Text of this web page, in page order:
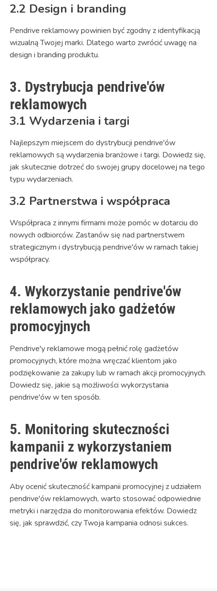
2.2 Design i branding
Pendrive reklamowy powinien być zgodny z identyfikacją
wizualną Twojej marki. Dlatego warto zwrócić uwagę na
design i branding produktu.
3. Dystrybucja pendrive'ów
reklamowych
3.1 Wydarzenia i targi
Najlepszym miejscem do dystrybucji pendrive'ów
reklamowych są wydarzenia branżowe i targi. Dowiedz się,
jak skutecznie dotrzeć do swojej grupy docelowej na tego
typu wydarzeniach.
3.2 Partnerstwa i współpraca
Współpraca z innymi firmami może pomóc w dotarciu do
nowych odbiorców. Zastanów się nad partnerstwem
strategicznym i dystrybucją pendrive'ów w ramach takiej
współpracy.
4. Wykorzystanie pendrive'ów
reklamowych jako gadżetów
promocyjnych
Pendrive'y reklamowe mogą pełnić rolę gadżetów
promocyjnych, które można wręczać klientom jako
podziękowanie za zakupy lub w ramach akcji promocyjnych.
Dowiedz się, jakie są możliwości wykorzystania
pendrive'ów w ten sposób.
5. Monitoring skuteczności
kampanii z wykorzystaniem
pendrive'ów reklamowych
Aby ocenić skuteczność kampanii promocyjnej z udziałem
pendrive'ów reklamowych, warto stosować odpowiednie
metryki i narzędzia do monitorowania efektów. Dowiedz
się, jak sprawdzić, czy Twoja kampania odnosi sukces.